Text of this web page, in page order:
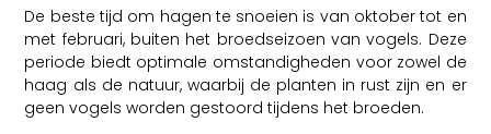
De beste tijd om hagen te snoeien is van oktober tot en
met februari, buiten het broedseizoen van vogels. Deze
periode biedt optimale omstandigheden voor zowel de
haag als de natuur, waarbij de planten in rust zijn en er
geen vogels worden gestoord tijdens het broeden.